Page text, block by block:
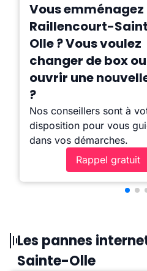
Vous emménagez
Raillencourt-
Olle ? Vous voulez
changer de box ou
ouvrir une
?
Nos conseillers sont à
disposition pour vous
dans vos démarches.
Rappel gratuit
Les pannes
Sainte-Olle